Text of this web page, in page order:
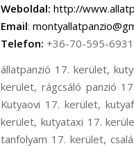
Weboldal: http://
Email:
Telefon: +36-70-595-6931
állatpanzió 17. kerület, kutyapanzió 17. kerület, cicapanzió 17. kerület, madár panzió 17. kerület, kisállat panzió 17. kerület, rágcsáló panzió 17. kerület, kutyanapközi 17. kerület, kutyakozmetika 17. kerület, Kutyaiskola 17. kerület, Kutyaovi 17. kerület, kutyafuttatás 17. kerület, kutyasétáltatás 17. kerület, állatorvos 17. kerület, állatszállítás 17. kerület, kutyataxi 17. kerület, bentlakásos kutyakiképzés 17. kerület, kutyakiképző telep 17. kerület, kölyök alapozó tanfolyam 17. kerület, családi kutya tanfolyam 17. kerület, ingyenes chip olvasás17. kerület, kutyaőrzés 17. kerület, kutyafelügyelet 17. kerület, kutya fürdetés 17. kerület, kutya nyírása 17. kerület, állatpanzió 16. kerület, kutyapanzió 16. kerület, kisállat panzió16. kerület, kutyaiskola 16. kerület, kutyakozmetika 16. kerület, állatpanzió Pécel, kutyapanzió Pécel, kisállat panzió Pécel, kutyaiskola Pécel, kutyakozmetika Pécel, állatpanzió Gyömrő, kutyapanzió Gyömrő, kisállat panzió Gyömrő, kutyaiskola Gyömrő, kutyakozmetika Gyömrő, állatpanzió Ecser, kutyapanzió Ecser, kisállat panzió Ecser, kutyaiskola Ecser, kutyakozmetika Ecser, állatpanzió Maglód, kutyapanzió Maglód, kisállat panzió Maglód, kutyaiskola Maglód, kutyakozmetika Maglód, állatpanzió Kistarcsa, kutyapanzió Kistarcsa, kisállat panzió Kistarcsa, kutyaiskola Kistarcsa, kutyakozmetika Kistarcsa, állatpanzió Nagytarcsa, kutyapanzió Nagytarcsa, kisállat panzió Nagytarcsa, kutyaiskola Nagytarcsa, kutyakozmetika Nagytarcsa, állatpanzió Kerepes, kutyapanzió Kerepes, kisállat panzió Kerepes, kutyaiskola Kerepes, kutyakozmetika Kerepes, állatpanzió Vecsés, kutyapanzió Vecsés, kisállat panzió Vecsés, kutyaiskola Vecsés, kutyakozmetika Vecsés, állatpanzió Rákosliget, kutyapanzió Rákosliget, kisállat panzió Rákosliget, kutyaiskola Rákosliget, kutyakozmetika Rákosliget, állatpanzió Rákoskert, kutyapanzió Rákoskert, kisállat panzió Rákoskert, kutyaiskola Rákoskert, kutyakozmetika Rákoskert, állatpanzió Rákoshegy, kutyapanzió Rákoshegy, kisállat panzió Rákoshegy, kutyaiskola Rákoshegy, kutyakozmetika Rákoshegy, állatpanzió Rákoskeresztúr, kutyapanzió Rákoskeresztúr, kisállat panzió Rákoskeresztúr, kutyaiskola Rákoskeresztúr, kutyakozmetika Rákoskeresztúr, állatpanzió Ferihegy, kutyapanzió Ferihegy, kisállat panzió Ferihegy, kutyaiskola Ferihegy, kutya szállítás Ferihegy, kutyataxi